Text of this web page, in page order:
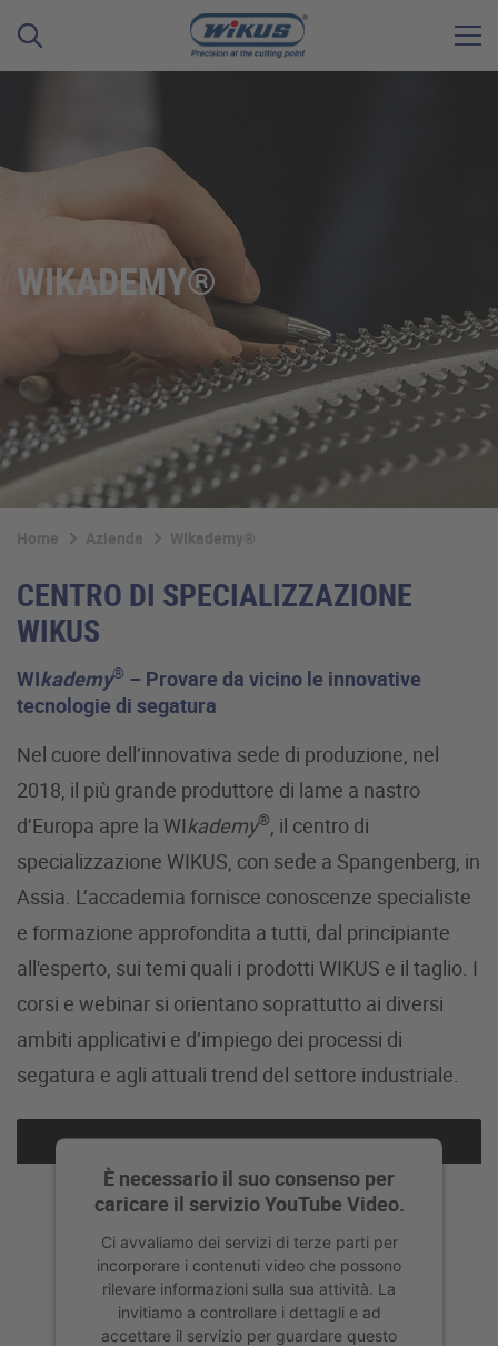
WIKADEMY®
Home Azienda WIkademy®
CENTRO DI SPECIALIZZAZIONE
WIKUS
WIkademy® – Provare da vicino le innovative
tecnologie di segatura
Nel cuore dell’innovativa sede di produzione, nel
2018, il più grande produttore di lame a nastro
d’Europa apre la WIkademy® , il centro di
specializzazione WIKUS, con sede a Spangenberg, in
Assia. L’accademia fornisce conoscenze specialiste
e formazione approfondita a tutti, dal principiante
all'esperto, sui temi quali i prodotti WIKUS e il taglio. I
corsi e webinar si orientano soprattutto ai diversi
ambiti applicativi e d’impiego dei processi di
segatura e agli attuali trend del settore industriale.
È necessario il suo consenso per
caricare il servizio YouTube Video.
Ci avvaliamo dei servizi di terze parti per
incorporare i contenuti video che possono
rilevare informazioni sulla sua attività. La
invitiamo a controllare i dettagli e ad
accettare il servizio per guardare questo